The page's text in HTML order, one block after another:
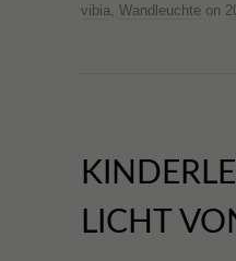
vibia Wandleuchte on
LICHT